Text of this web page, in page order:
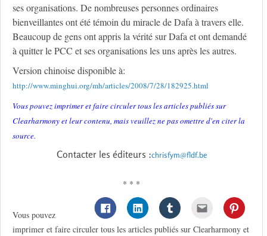
ses organisations. De nombreuses personnes ordinaires
bienveillantes ont été témoin du miracle de Dafa à travers elle.
Beaucoup de gens ont appris la vérité sur Dafa et ont demandé
à quitter le PCC et ses organisations les uns après les autres.
Version chinoise disponible à:
http://www.minghui.org/mh/articles/2008/7/28/182925.html
Vous pouvez imprimer et faire circuler tous les articles publiés sur
Clearharmony et leur contenu, mais veuillez ne pas omettre d'en citer la
source.
Contacter les éditeurs :chrisfym@fldf.be
* * *
Vous pouvez
imprimer et faire circuler tous les articles publiés sur Clearharmony et